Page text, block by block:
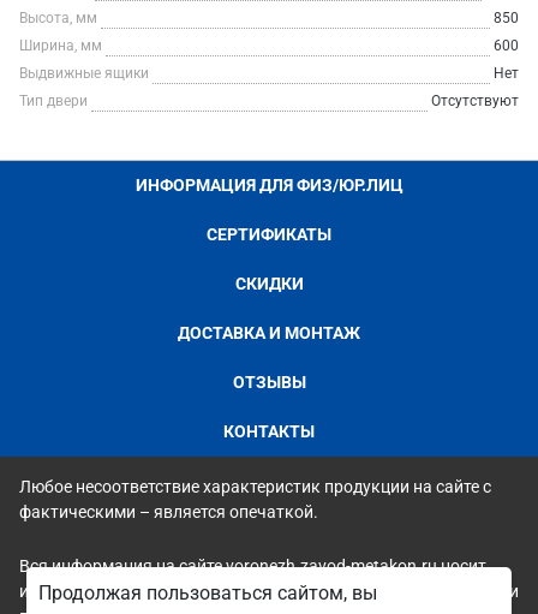
Высота, мм
850
Ширина, мм
600
Выдвижные ящики
Нет
Тип двери
Отсутствуют
ИНФОРМАЦИЯ ДЛЯ ФИЗ/ЮР.ЛИЦ
СЕРТИФИКАТЫ
СКИДКИ
ДОСТАВКА И МОНТАЖ
ОТЗЫВЫ
КОНТАКТЫ
Любое несоответствие характеристик продукции на сайте с
фактическими – является опечаткой.
Вся информация на сайте voronezh.zavod-metakon.ru носит
исключительно ознакомительный и справочный характер и ни
Продолжая пользоваться сайтом, вы